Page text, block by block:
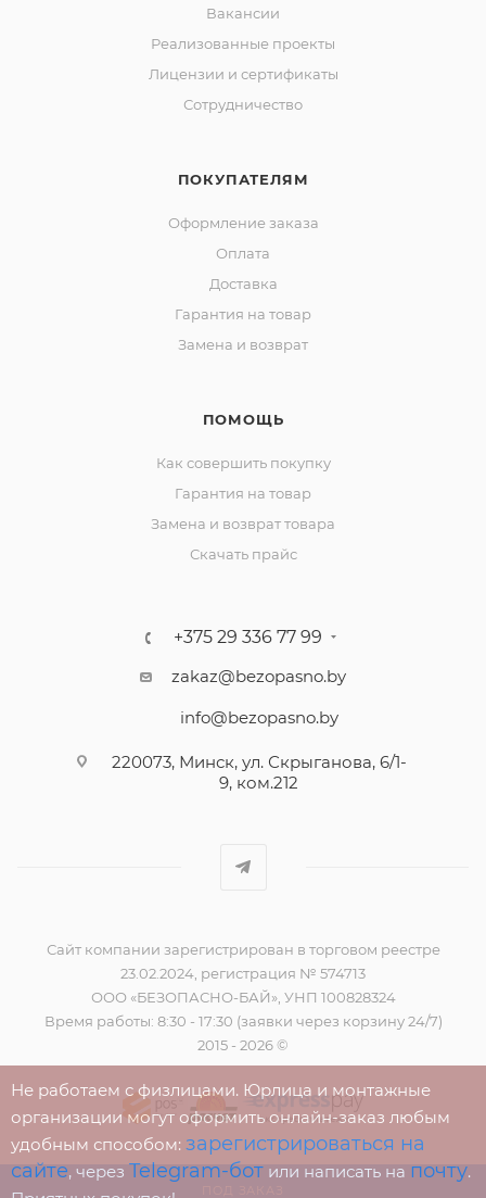
Вакансии
Реализованные проекты
Лицензии и сертификаты
Сотрудничество
ПОКУПАТЕЛЯМ
Оформление заказа
Оплата
Доставка
Гарантия на товар
Замена и возврат
ПОМОЩЬ
Как совершить покупку
Гарантия на товар
Замена и возврат товара
Скачать прайс
+375 29 336 77 99
zakaz@bezopasno.by
info@bezopasno.by
220073, Минск, ул. Скрыганова, 6/1-
9, ком.212
Сайт компании зарегистрирован в торговом реестре
23.02.2024, регистрация № 574713
ООО «БЕЗОПАСНО-БАЙ», УНП 100828324
Время работы: 8:30 - 17:30 (заявки через корзину 24/7)
2015 - 2026 ©
Не работаем с физлицами. Юрлица и монтажные
организации могут оформить онлайн-заказ любым
удобным способом: зарегистрироваться на
сайте, через Telegram-бот или написать на почту.